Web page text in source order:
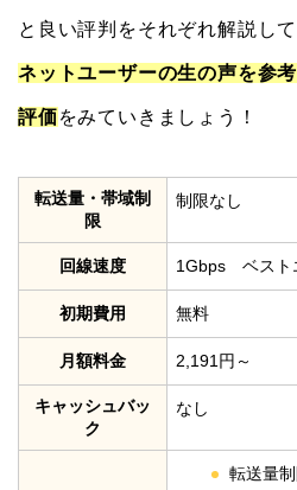
と良い評判をそれぞれ解説して
ネットユーザーの生の声を参
評価をみていきましょう！
転送量・帯域制
限
制限なし
回線速度 1Gbps ベスト
初期費用 無料
月額料金 2,191円～
キャッシュバッ
ク
なし
転送量